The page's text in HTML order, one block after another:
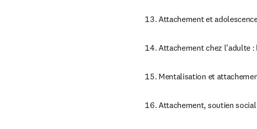
Attachement et
Attachement chez l'adulte
Mentalisation et
Attachement, soutien